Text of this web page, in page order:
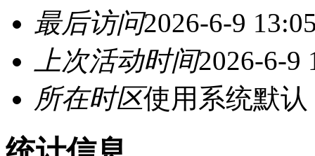
最后访问2026-6-9
上次活动时间2026-6-9
所在时区使用系统默认